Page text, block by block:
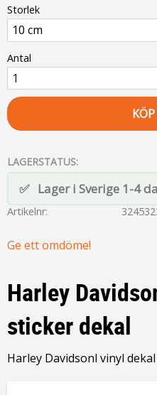
Storlek
Antal
KÖP
LAGERSTATUS
Lager i Sverige 1-4
Artikelnr
Ge ett omdöme!
Harley
sticker dekal
Harley Davidsonl vinyl